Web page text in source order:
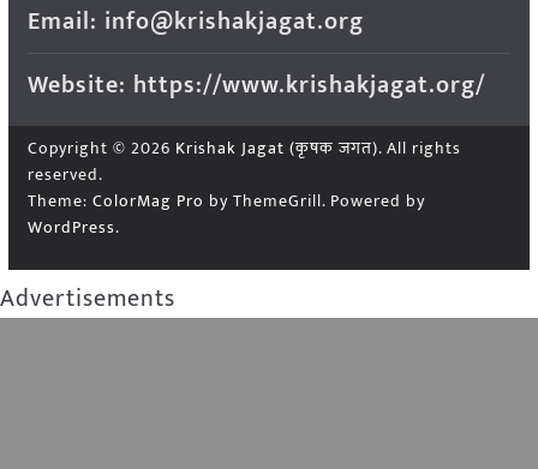
Email: info@krishakjagat.org
Website: https://www.krishakjagat.org/
Copyright © 2026 Krishak Jagat (कृषक जगत). All rights
reserved.
Theme: ColorMag Pro by ThemeGrill. Powered by
WordPress.
Advertisements